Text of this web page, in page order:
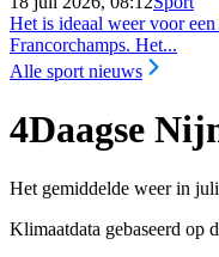
Het is ideaal weer voor
Francorchamps. Het...
Alle sport nieuws
4Daagse
Het gemiddelde weer in
Klimaatdata gebaseerd op